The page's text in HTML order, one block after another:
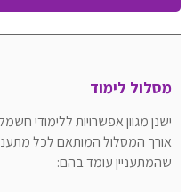
מסלול לימוד
ישנן מגוון אפשרויות ללימודי
אורך המסלול המותאם לכל
שהמתעניין עומד בהם: